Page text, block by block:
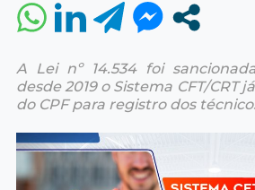
A Lei nº 14.534 foi
desde 2019 o Sistema CFT/CRT
do CPF para registro dos